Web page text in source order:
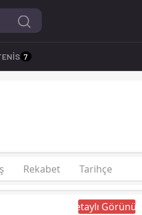
1. sırada, 0 puan. Kadro,
7
Rekabet Tarihçe
Detaylı Görünüm